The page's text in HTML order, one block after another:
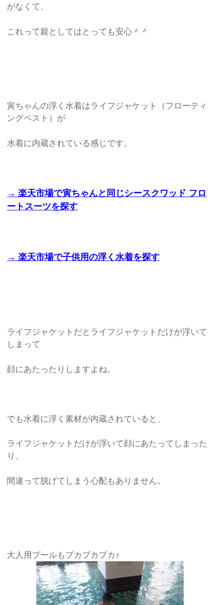
がなくて、
これって親としてはとっても安心＾＾
寅ちゃんの浮く水着はライフジャケット（フローティ
ングベスト）が
水着に内蔵されている感じです。
→ 楽天市場で寅ちゃんと同じシースクワッド フロ
ートスーツを探す
→ 楽天市場で子供用の浮く水着を探す
ライフジャケットだとライフジャケットだけが浮いて
しまって
顔にあたったりしますよね。
でも水着に浮く素材が内蔵されていると、
ライフジャケットだけが浮いて顔にあたってしまった
り、
間違って脱げてしまう心配もありません。
大人用プールもプカプカプカ♪